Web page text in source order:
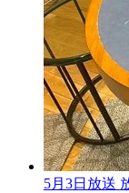
5月3日放送